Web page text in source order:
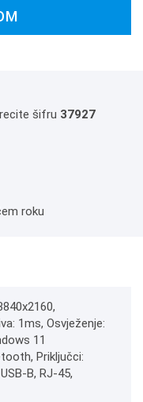
šifru 37927
roku
1ms, Osvježenje:
11
Priključci:
B, RJ-45,